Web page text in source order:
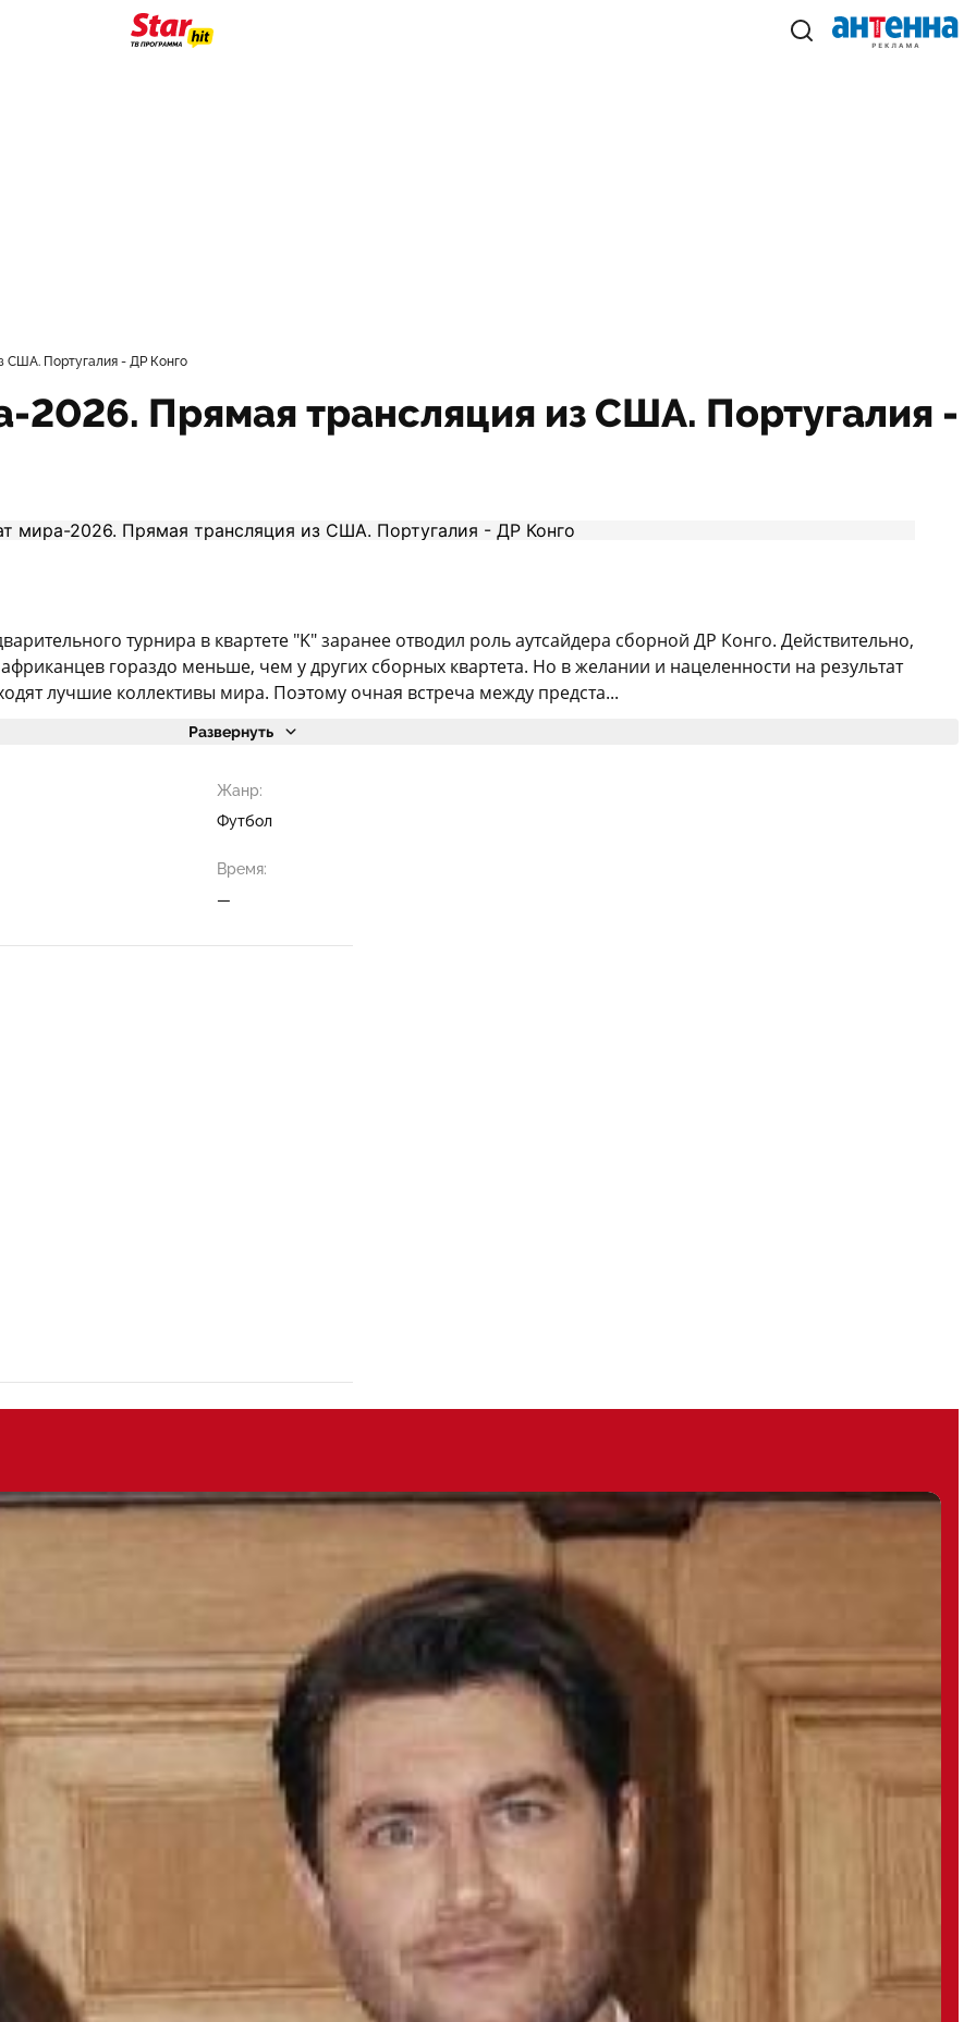
США. Португалия - ДР Конго
2026. Прямая трансляция из США. Португалия -
турнира в квартете "K" заранее отводил роль аутсайдера сборной ДР Конго. Действительно,
гораздо меньше, чем у других сборных квартета. Но в желании и нацеленности на результат
лучшие коллективы мира. Поэтому очная встреча между предста...
Развернуть
Жанр:
Футбол
Время:
—